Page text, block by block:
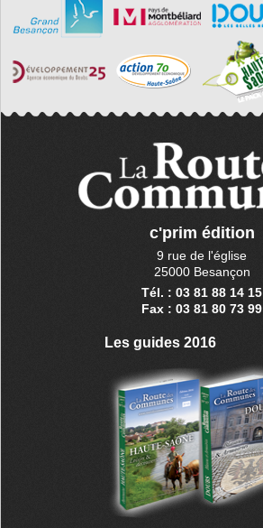
c'prim édition
9 rue de l'église
25000 Besançon
Tél. : 03 81 88 14 15
Fax : 03 81 80 73 99
Les guides 2016